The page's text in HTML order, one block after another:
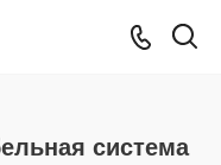
система